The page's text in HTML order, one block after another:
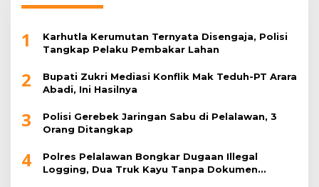
1
Karhutla Kerumutan Ternyata Disengaja, Polisi
Tangkap Pelaku Pembakar Lahan
2
Bupati Zukri Mediasi Konflik Mak Teduh-PT Arara
Abadi, Ini Hasilnya
3
Polisi Gerebek Jaringan Sabu di Pelalawan, 3
Orang Ditangkap
4
Polres Pelalawan Bongkar Dugaan Illegal
Logging, Dua Truk Kayu Tanpa Dokumen